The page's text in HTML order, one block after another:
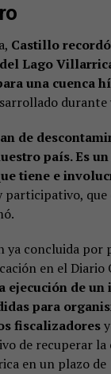
Castillo
Lago
una cuenca
durante
de
país. Es
tiene e
participativo, que
ya concluida por
en el Diario
ejecución de un
para
fiscalizadores
de recuperar la
en un plazo de